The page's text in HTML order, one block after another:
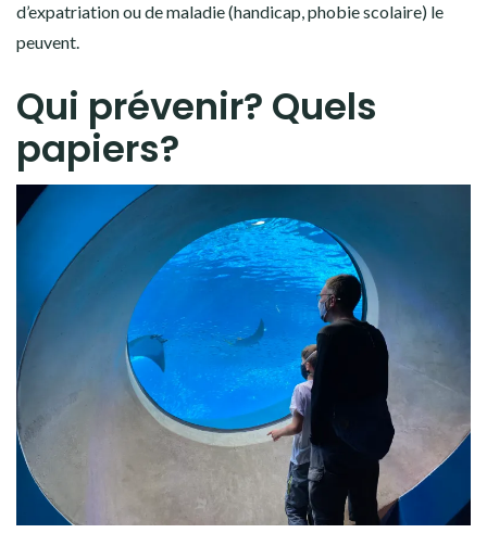
d’expatriation ou de maladie (handicap, phobie scolaire) le
peuvent.
Qui prévenir? Quels
papiers?